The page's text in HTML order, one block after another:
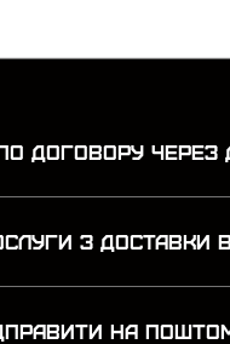
ДОГОВОРУ ЧЕРЕЗ
З ДОСТАВКИ
НА